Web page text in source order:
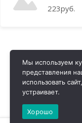
223руб.
Мы используем
представления
использовать
устраивает.
Хорошо